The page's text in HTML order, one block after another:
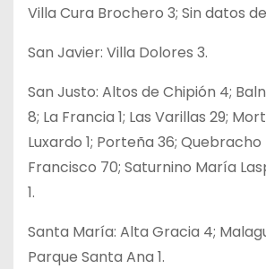
Villa Cura Brochero 3; Sin datos
San Javier: Villa Dolores 3.
San Justo: Altos de Chipión 4;
8; La Francia 1; Las Varillas 29;
Luxardo 1; Porteña 36; Quebracho
Francisco 70; Saturnino María
1.
Santa María: Alta Gracia 4;
Parque Santa Ana 1.